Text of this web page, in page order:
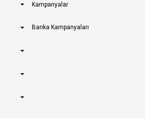
Kampanyalar
Banka Kampanyaları